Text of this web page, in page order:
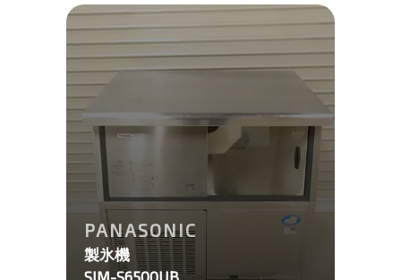
PANASONIC
製氷機
SIM-S6500UB